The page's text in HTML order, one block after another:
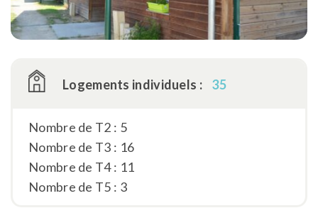
Logements individuels : 35
Nombre de T2 : 5
Nombre de T3 : 16
Nombre de T4 : 11
Nombre de T5 : 3